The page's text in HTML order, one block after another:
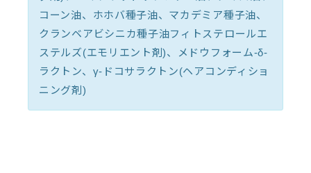
コーン油、ホホバ種子油、マカデミア種子油、
クランベアビシニカ種子油フィトステロールエ
ステルズ(エモリエント剤)、メドウフォーム-δ-
ラクトン、γ-ドコサラクトン(ヘアコンディショ
ニング剤)